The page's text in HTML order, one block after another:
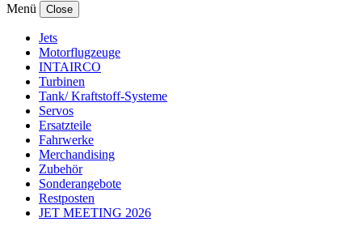
Menü Close
Jets
Motorflugzeuge
INTAIRCO
Turbinen
Tank/ Kraftstoff-Systeme
Servos
Ersatzteile
Fahrwerke
Merchandising
Zubehör
Sonderangebote
Restposten
JET MEETING 2026